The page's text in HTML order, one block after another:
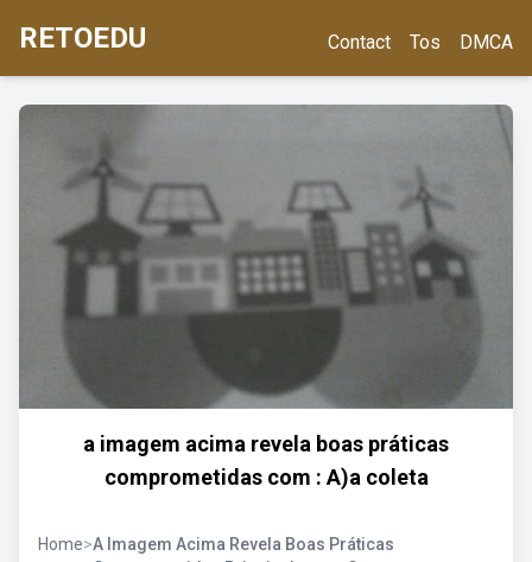
RETOEDU Contact Tos DMCA
a imagem acima revela boas práticas
comprometidas com : A)a coleta
Home>A Imagem Acima Revela Boas Práticas